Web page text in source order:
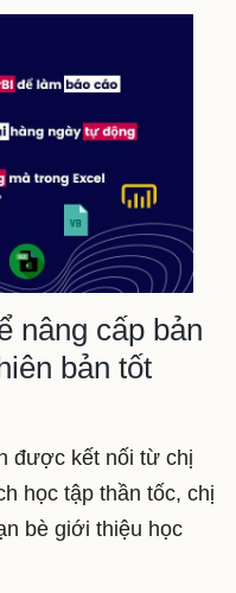
nâng cấp bản
bản tốt
được kết nối từ chị
học tập thần tốc, chị
bè giới thiệu học